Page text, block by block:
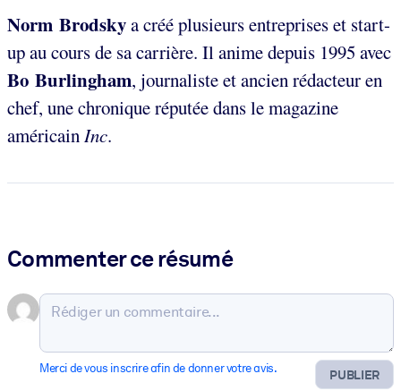
Norm Brodskya créé plusieurs entreprises et start-
up au cours de sa carrière. Il anime depuis 1995 avec
Bo Burlingham, journaliste et ancien rédacteur en
chef, une chronique réputée dans le magazine
américainInc.
Commenter ce résumé
PUBLIER
Merci de vous inscrire afin de donner votre avis.